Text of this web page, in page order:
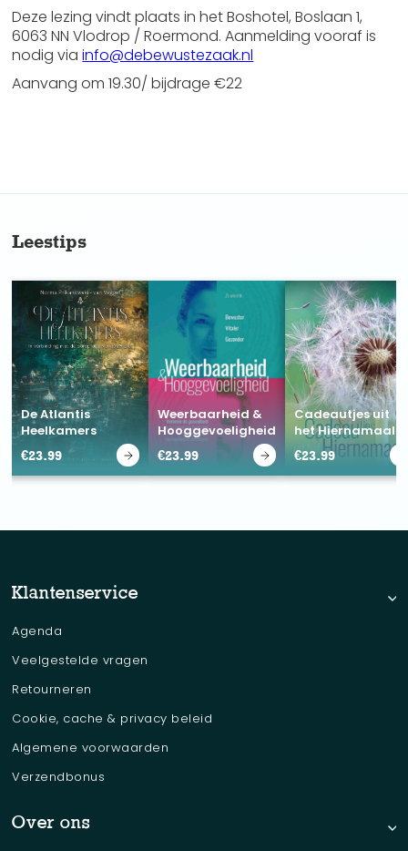
Deze lezing vindt plaats in het Boshotel, Boslaan 1,
6063 NN Vlodrop / Roermond. Aanmelding vooraf is
nodig viainfo@debewustezaak.nl
Aanvang om 19.30/ bijdrage €22
Leestips
De Atlantis
Heelkamers
€23.99
Weerbaarheid &
Hooggevoeligheid
€23.99
Cadeautjes uit
het Hiernamaals
€23.99
Klantenservice
Agenda
Veelgestelde vragen
Retourneren
Cookie, cache & privacy beleid
Algemene voorwaarden
Verzendbonus
Over ons